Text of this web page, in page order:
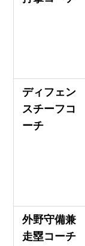
ディフェン
スチーフコ
ーチ
外野守備兼
走塁コーチ